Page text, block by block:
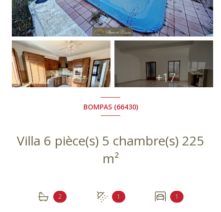
+17
BOMPAS (66430)
Villa 6 pièce(s) 5 chambre(s) 225
m²
2 1 1